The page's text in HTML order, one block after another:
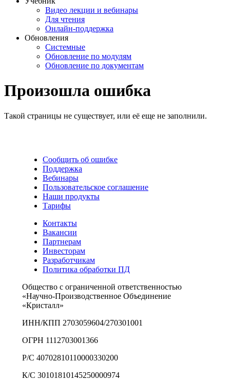
Видео лекции и вебинары
Для чтения
Онлайн-поддержка
Обновления
Системные
Обновление по модулям
Обновление по документам
Произошла ошибка
Такой страницы не существует, или её еще не заполнили.
Сообщить об ошибке
Поддержка
Вебинары
Пользовательское соглашение
Наши продукты
Тарифы
Контакты
Вакансии
Партнерам
Инвесторам
Разработчикам
Политика обработки ПД
Общество с ограниченной ответственностью
«Научно-Производственное Объединение
«Кристалл»
ИНН/КПП 2703059604/270301001
ОГРН 1112703001366
Р/С 40702810110000330200
К/С 30101810145250000974